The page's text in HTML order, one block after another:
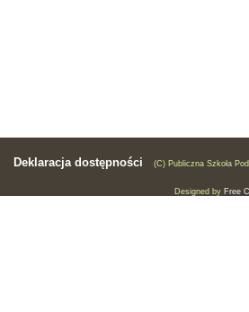
Deklaracja dostępności (C) Publiczna Szkoła
Designed by Free